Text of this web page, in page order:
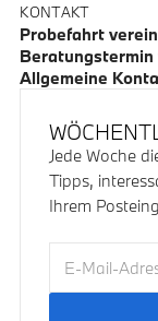
KONTAKT
Probefahrt
Beratungstermin
Allgemeine
Jede Woche
Tipps,
Ihrem